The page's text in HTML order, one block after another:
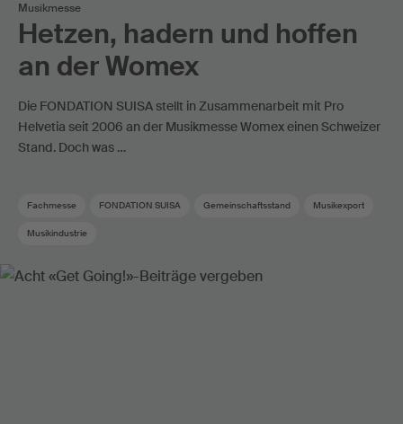
Musikmesse
Hetzen, hadern und hoffen
an der Womex
Die FONDATION SUISA stellt in Zusammenarbeit mit Pro
Helvetia seit 2006 an der Musikmesse Womex einen Schweizer
Stand. Doch was …
Fachmesse FONDATION SUISA Gemeinschaftsstand Musikexport
Musikindustrie